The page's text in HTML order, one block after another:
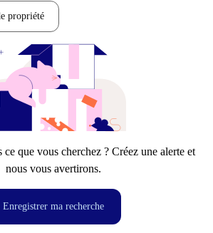
propriété
ce que vous cherchez ? Créez une alerte et
nous vous avertirons.
Enregistrer ma recherche